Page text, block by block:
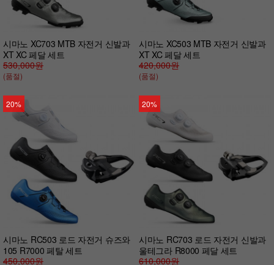
시마노 XC703 MTB 자전거 신발과
XT XC 페달 세트
530,000원
(품절)
시마노 XC503 MTB 자전거 신발과
XT XC 페달 세트
420,000원
(품절)
20%
시마노 RC503 로드 자전거 슈즈와
105 R7000 페탈 세트
450,000원
20%
시마노 RC703 로드 자전거 신발과
울테그라 R8000 페달 세트
610,000원